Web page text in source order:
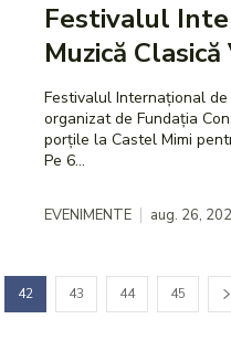
Festivalul
Muzică
Festivalul Internațional de
organizat de Fundația
porțile la Castel Mimi
Pe 6...
EVENIMENTE aug. 26,
42 43 44 45